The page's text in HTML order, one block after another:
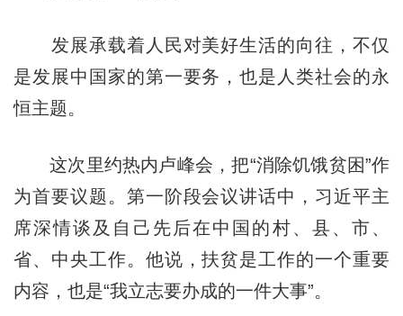
发展承载着人民对美好生活的向往，不仅
是发展中国家的第一要务，也是人类社会的永
恒主题。
这次里约热内卢峰会，把“消除饥饿贫困”作
为首要议题。第一阶段会议讲话中，习近平主
席深情谈及自己先后在中国的村、县、市、
省、中央工作。他说，扶贫是工作的一个重要
内容，也是“我立志要办成的一件大事”。